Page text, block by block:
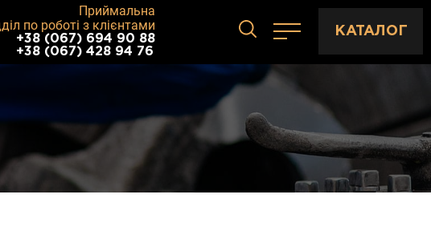
Приймальна
по роботі з клієнтами
+38 (067) 694 90 88
+38 (067) 428 94 76
КАТАЛОГ